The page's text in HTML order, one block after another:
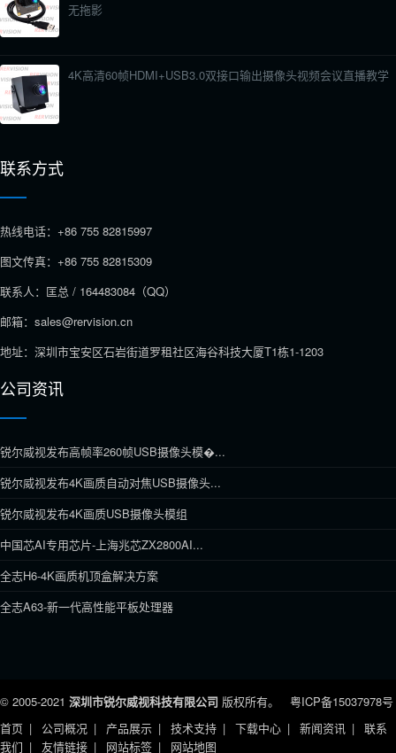
无拖影
4K高清60帧HDMI+USB3.0双接口输出摄像头视频会议直播教学
联系方式
热线电话：+86 755 82815997
图文传真：+86 755 82815309
联系人：匡总 / 164483084（QQ）
邮箱：sales@rervision.cn
地址：深圳市宝安区石岩街道罗租社区海谷科技大厦T1栋1-1203
公司资讯
锐尔威视发布高帧率260帧USB摄像头模�...
锐尔威视发布4K画质自动对焦USB摄像头...
锐尔威视发布4K画质USB摄像头模组
中国芯AI专用芯片-上海兆芯ZX2800AI...
全志H6-4K画质机顶盒解决方案
全志A63-新一代高性能平板处理器
© 2005-2021 深圳市锐尔威视科技有限公司 版权所有。 粤ICP备15037978号
首页
公司概况 产品展示 技术支持 下载中心 新闻资讯
联系
我们
友情链接 网站标签 网站地图